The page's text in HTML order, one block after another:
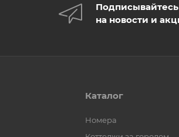
Подписывайтесь
на новости и
Каталог
Номера